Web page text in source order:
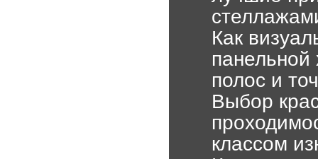
Как
полос и
Выбор
классом